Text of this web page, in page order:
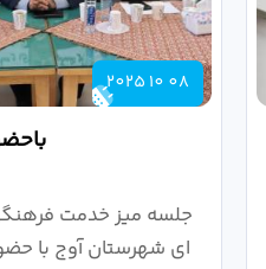
2025 10 08
جلسه میز خدمت
ای شهرستان آوج با